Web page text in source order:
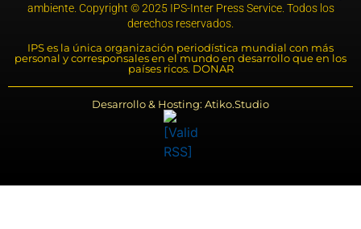
ambiente. Copyright © 2025 IPS-Inter Press Service. Todos los
derechos reservados.
IPS es la única organización periodística mundial con más
personal y corresponsales en el mundo en desarrollo que en los
países ricos. DONAR
Desarrollo & Hosting: Atiko.Studio